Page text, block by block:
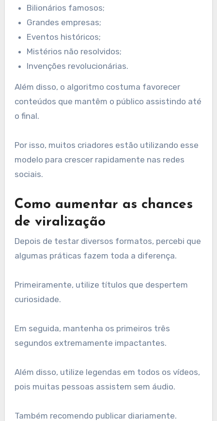
Bilionários famosos;
Grandes empresas;
Eventos históricos;
Mistérios não resolvidos;
Invenções revolucionárias.
Além disso, o algoritmo costuma favorecer
conteúdos que mantêm o público assistindo até
o final.
Por isso, muitos criadores estão utilizando esse
modelo para crescer rapidamente nas redes
sociais.
Como aumentar as chances
de viralização
Depois de testar diversos formatos, percebi que
algumas práticas fazem toda a diferença.
Primeiramente, utilize títulos que despertem
curiosidade.
Em seguida, mantenha os primeiros três
segundos extremamente impactantes.
Além disso, utilize legendas em todos os vídeos,
pois muitas pessoas assistem sem áudio.
Também recomendo publicar diariamente.